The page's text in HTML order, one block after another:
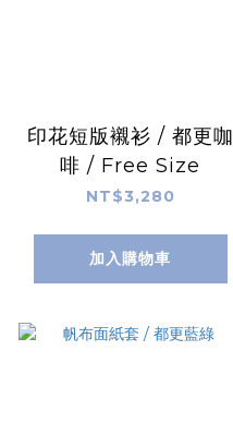
印花短版襯衫 / 都更咖
啡 / Free Size
NT$3,280
加入購物車